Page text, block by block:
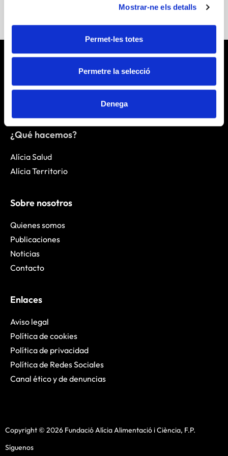
Mostrar-ne els detalls
Permet-les totes
Permetre la selecció
Denega
¿Qué hacemos?
Alícia Salud
Alícia Territorio
Sobre nosotros
Quienes somos
Publicaciones
Noticias
Contacto
Enlaces
Aviso legal
Política de cookies
Política de privacidad
Política de Redes Sociales
Canal ético y de denuncias
Copyright © 2026 Fundació Alícia Alimentació i Ciència, F.P.
Síguenos